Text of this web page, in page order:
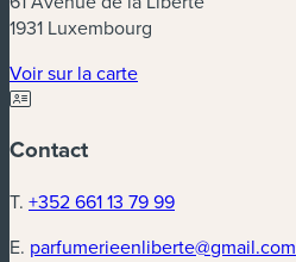
1931 Luxembourg
Voir sur la carte(nouvelle fenêtre)
Contact
T. +352 661 13 79 99
E. parfumerieenliberte@gmail.com